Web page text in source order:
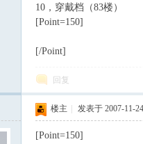
10，穿戴档（83楼）
[Point=150]
[/Point]
回复
楼主 发表于 2007-11-
[Point=150]